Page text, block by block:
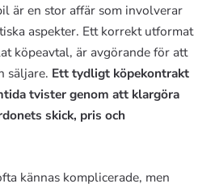
är en stor affär som involverar
aspekter. Ett korrekt utformat
köpeavtal, är avgörande för att
säljare. Ett tydligt köpekontrakt
tvister genom att klargöra
skick, pris och
kännas komplicerade, men